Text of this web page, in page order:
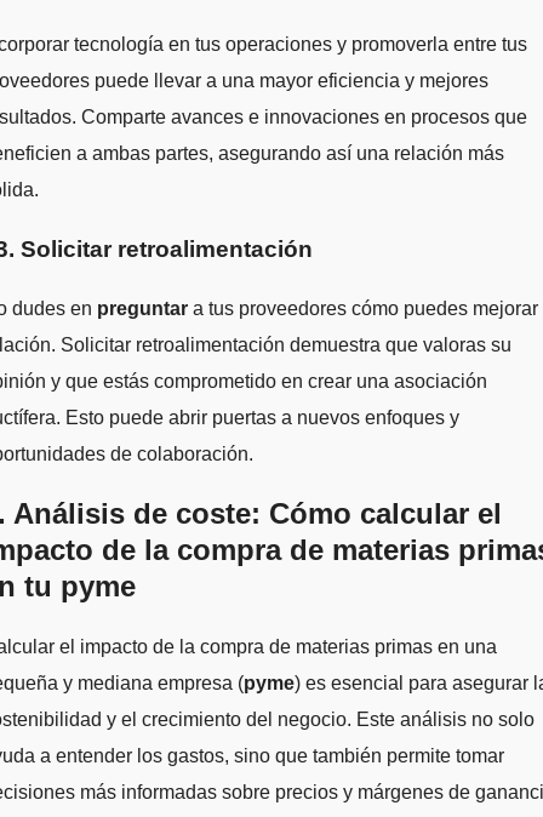
tecnología en tus operaciones y promoverla entre tus
puede llevar a una mayor eficiencia y mejores
Comparte avances e innovaciones en procesos que
a ambas partes, asegurando así una relación más
Solicitar retroalimentación
dudes en preguntar a tus proveedores cómo puedes mejorar
Solicitar retroalimentación demuestra que valoras su
y que estás comprometido en crear una asociación
Esto puede abrir puertas a nuevos enfoques y
de colaboración.
Análisis de coste: Cómo calcular el
de la compra de materias
tu pyme
el impacto de la compra de materias primas en una
y mediana empresa (pyme) es esencial para asegurar
y el crecimiento del negocio. Este análisis no solo
a entender los gastos, sino que también permite tomar
más informadas sobre precios y márgenes de